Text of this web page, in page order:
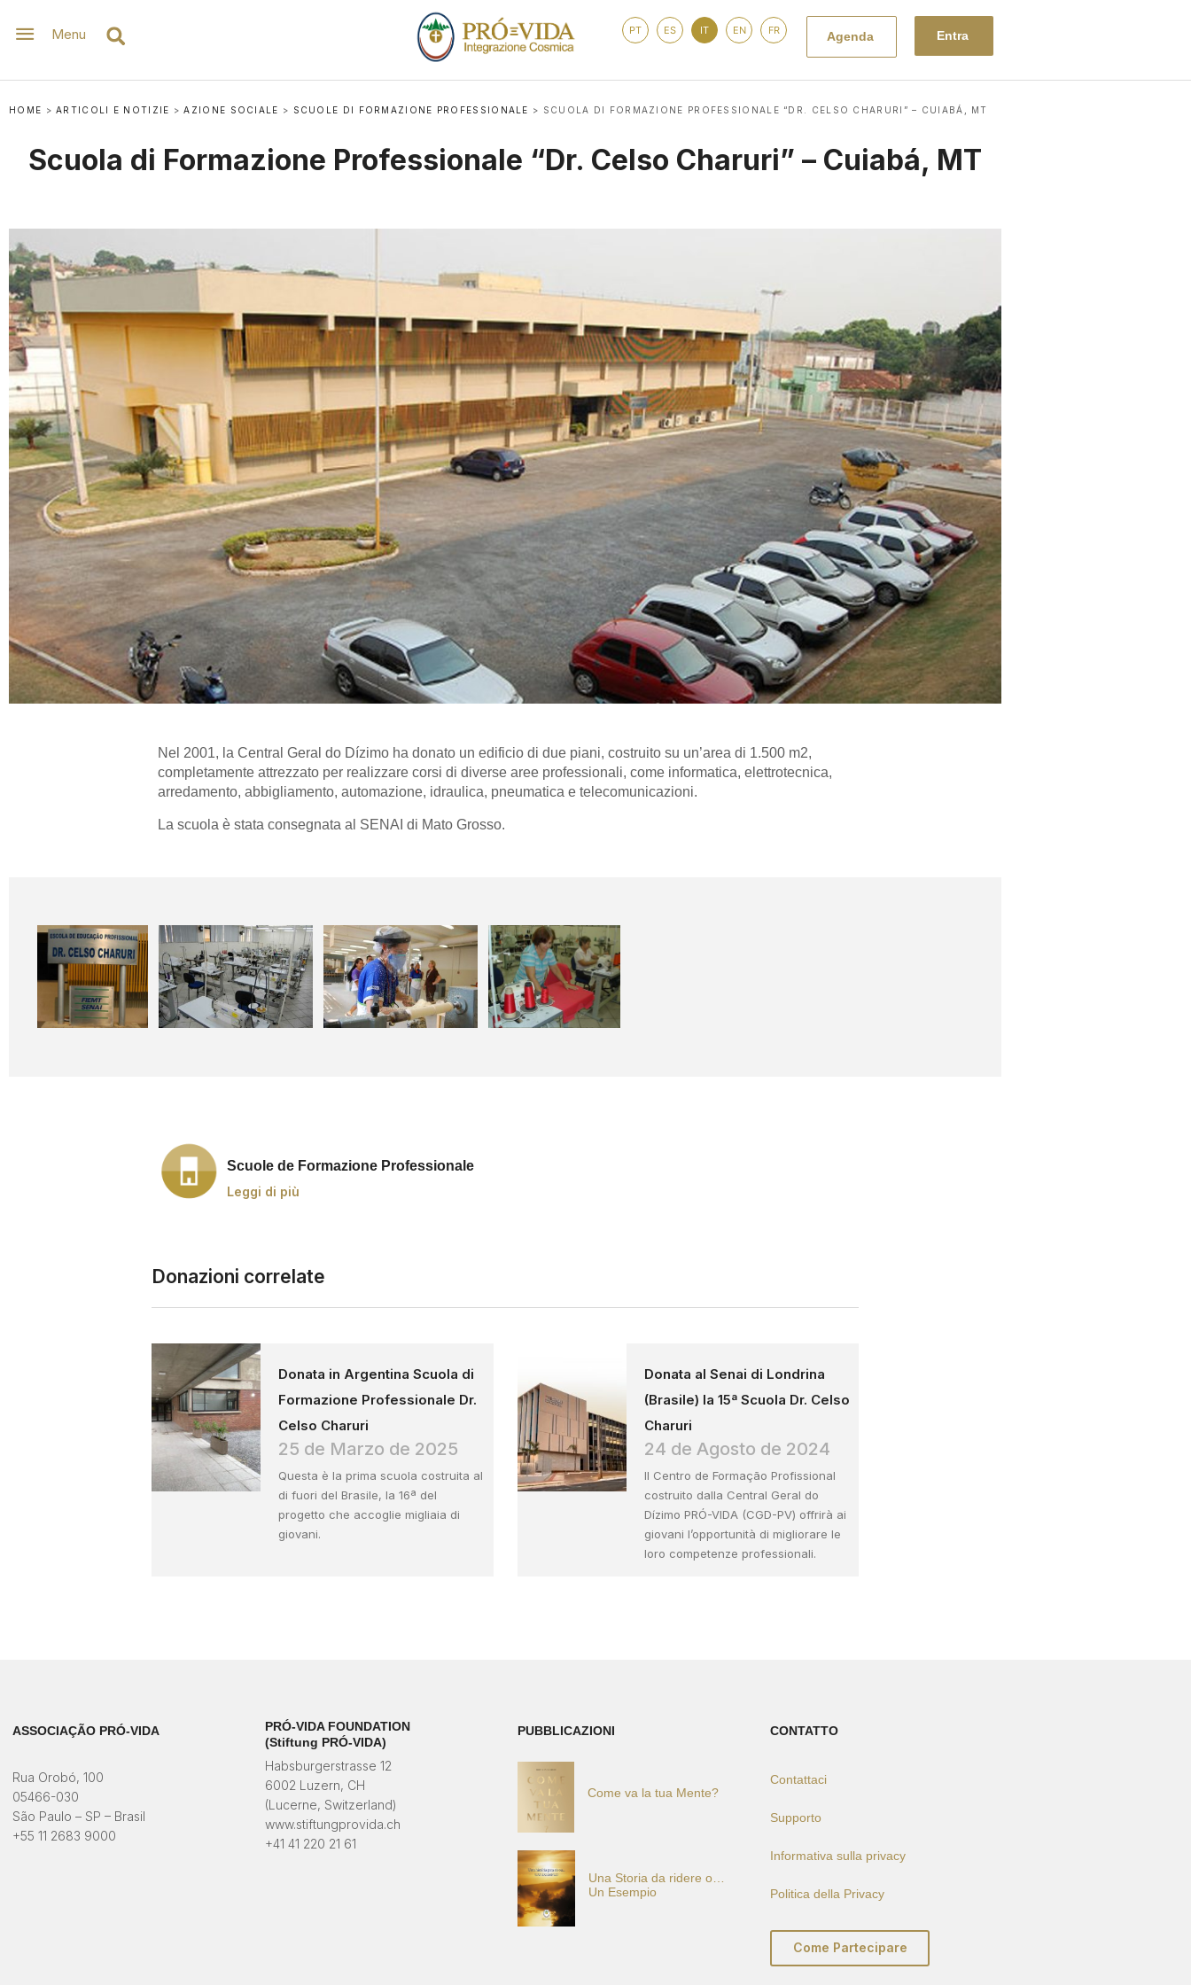
Menu PT ES IT EN FR Agenda Entra
HOME >ARTICOLI E NOTIZIE >AZIONE SOCIALE > SCUOLE DI FORMAZIONE PROFESSIONALE > SCUOLA DI FORMAZIONE PROFESSIONALE “DR. CELSO CHARURI” – CUIABÁ, MT
Scuola di Formazione Professionale “Dr. Celso Charuri” – Cuiabá, MT
Nel 2001, la Central Geral do Dízimo ha donato un edificio di due piani, costruito su un’area di 1.500 m2,
completamente attrezzato per realizzare corsi di diverse aree professionali, come informatica, elettrotecnica,
arredamento, abbigliamento, automazione, idraulica, pneumatica e telecomunicazioni.
La scuola è stata consegnata al SENAI di Mato Grosso.
Scuole de Formazione Professionale
Leggi di più
Donazioni correlate
Donata in Argentina Scuola di
Formazione Professionale Dr.
Celso Charuri
25 de Marzo de 2025
Questa è la prima scuola costruita al
di fuori del Brasile, la 16ª del
progetto che accoglie migliaia di
giovani.
Donata al Senai di Londrina
(Brasile) la 15ª Scuola Dr. Celso
Charuri
24 de Agosto de 2024
Il Centro de Formação Profissional
costruito dalla Central Geral do
Dízimo PRÓ-VIDA (CGD-PV) offrirà ai
giovani l’opportunità di migliorare le
loro competenze professionali.
ASSOCIAÇÃO PRÓ-VIDA
Rua Orobó, 100
05466-030
São Paulo – SP – Brasil
+55 11 2683 9000
PRÓ-VIDA FOUNDATION
(Stiftung PRÓ-VIDA)
Habsburgerstrasse 12
6002 Luzern, CH
(Lucerne, Switzerland)
www.stiftungprovida.ch
+41 41 220 21 61
PUBBLICAZIONI
Come va la tua Mente?
Una Storia da ridere o…
Un Esempio
CONTATTO
Contattaci
Supporto
Informativa sulla privacy
Politica della Privacy
Come Partecipare